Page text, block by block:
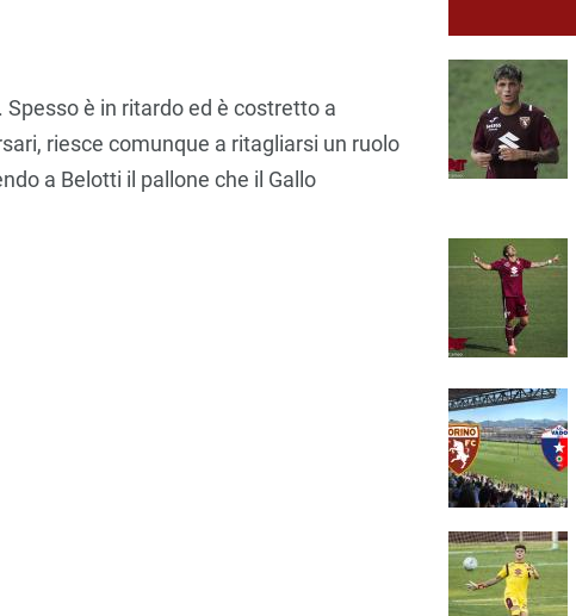
è in ritardo ed è costretto a
riesce comunque a ritagliarsi un ruolo
a Belotti il pallone che il Gallo